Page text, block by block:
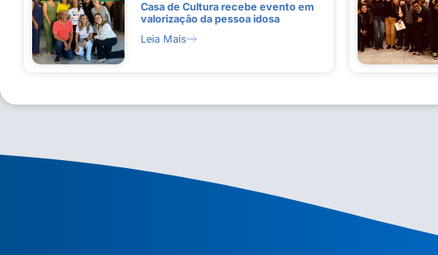
Casa de Cultura recebe evento em
valorização da pessoa idosa
Leia Mais